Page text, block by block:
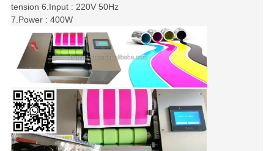
tension 6.Input : 220V 50Hz
7.Power : 400W